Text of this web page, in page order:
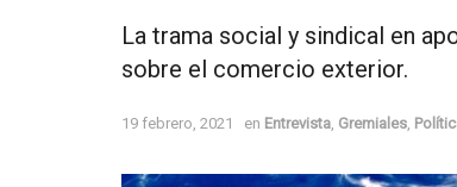
La trama social y sindical en
sobre el comercio exterior.
19 febrero, 2021 en Entrevista Gremiales